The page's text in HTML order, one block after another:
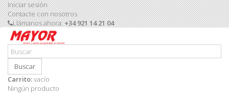
Iniciar sesión
Contacte con nosotros
Llámanos ahora:+34 921 14 21 04
Buscar
Carrito:vacío
Ningún producto